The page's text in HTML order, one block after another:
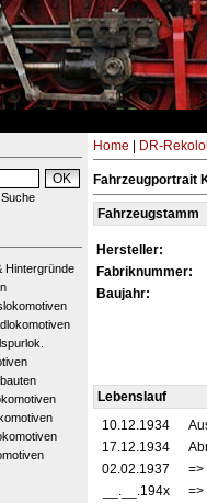
Hintergründe
Home DR-
Fahrzeugportrait
Fahrzeugstamm
Hersteller:
Fabriknummer:
Baujahr:
Lebenslauf
10.12.1934
17.12.1934
02.02.1937
=>
__.__.194x
=>